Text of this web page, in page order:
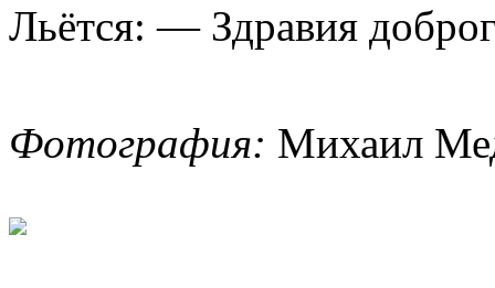
Льётся: — Здравия
Фотография: Михаил